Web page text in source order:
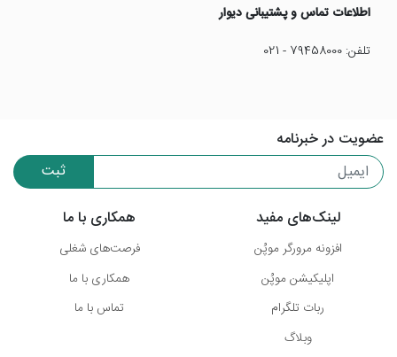
اطلاعات تماس و پشتیبانی دیوار
تلفن: 79458000 - 021
عضویت در خبرنامه
ثبت
لینک‌های مفید
افزونه مرورگر موپُن
اپلیکیشن موپُن
ربات تلگرام
وبلاگ
همکاری با ما
فرصت‌های شغلی
همکاری با ما
تماس با ما